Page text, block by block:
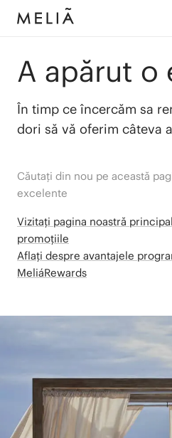
A apărut o
În timp ce încercăm sa
dori să vă oferim câteva
Căutați din nou pe această
excelente
Vizitați pagina noastră
promoțiile
Aflați despre avantajele
MeliáRewards